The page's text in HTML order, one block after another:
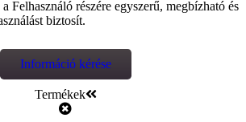
Felhasználó részére egyszerű, megbízható és
biztosít.
Információ kérése
Termékek